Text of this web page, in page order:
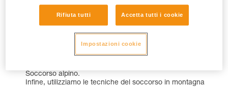
selezione e un rigoroso addestramento a Chamonix,
entreranno a far parte di un’unità della CRS Alpes o della
Ci occupiamo anche della formazione degli addestratori
dei cani da valanga delle CRS, del PGHM e dei militari
Soccorso alpino.
Infine, utilizziamo le tecniche del soccorso in montagna
Rifiuta tutti Accetta tutti i cookie
Impostazioni cookie